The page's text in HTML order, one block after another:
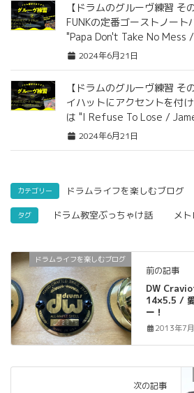
【ドラムのグルーヴ練習 そ
FUNKの定番ゴーストノート
"Papa Don't Take No Mess
2024年6月21日
【ドラムのグルーヴ練習
イハットにアクセントを付
は "I Refuse To Lose /
2024年6月21日
カテゴリー ドラムライフを楽しむブログ
タグ ドラム教室ぶっちゃけ話 メ
ドラムライフを楽しむブログ
前の記事
DW
14×5.5 /
ー！
2013年7
次の記事